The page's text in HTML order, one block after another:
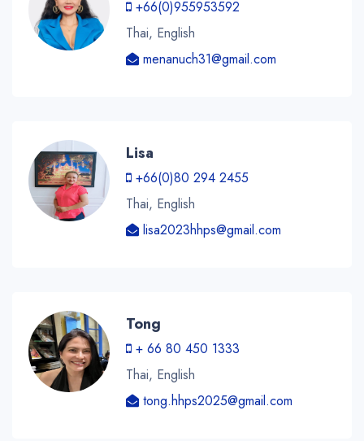
+66(0)955953592
Thai, English
menanuch31@gmail.com
Lisa
+66(0)80 294 2455
Thai, English
lisa2023hhps@gmail.com
Tong
+ 66 80 450 1333
Thai, English
tong.hhps2025@gmail.com